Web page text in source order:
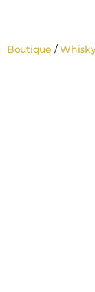
Boutique /